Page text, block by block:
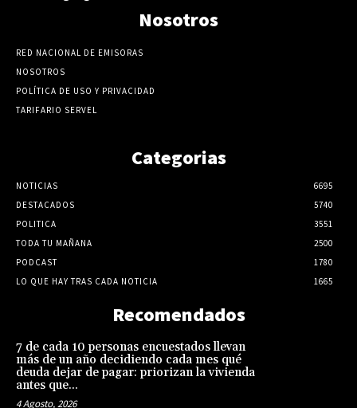
Nosotros
RED NACIONAL DE EMISORAS
NOSOTROS
POLÍTICA DE USO Y PRIVACIDAD
TARIFARIO SERVEL
Categorias
NOTICIAS
6695
DESTACADOS
5740
POLITICA
3551
TODA TU MAÑANA
2500
PODCAST
1780
LO QUE HAY TRAS CADA NOTICIA
1665
Recomendados
7 de cada 10 personas encuestados llevan
más de un año decidiendo cada mes qué
deuda dejar de pagar: priorizan la vivienda
antes que...
4 Agosto, 2026